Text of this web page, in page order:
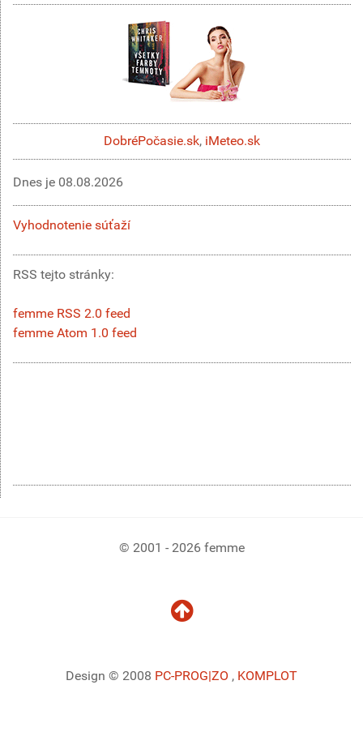
DobréPočasie.sk, iMeteo.sk
Dnes je 08.08.2026
Vyhodnotenie súťaží
RSS tejto stránky:
femme RSS 2.0 feed
femme Atom 1.0 feed
© 2001 - 2026 femme
Design © 2008 PC-PROG|ZO , KOMPLOT